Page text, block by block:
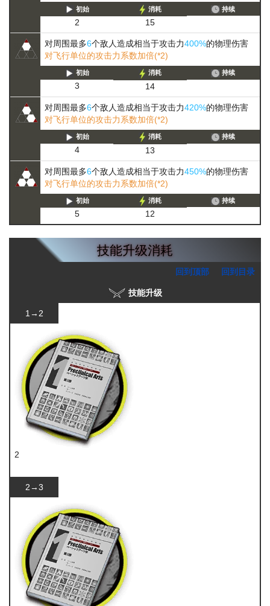
初始
2
消耗
15
持续
对周围最多6个敌人造成相当于攻击力400%的物理伤害
对飞行单位的攻击力系数加倍(*2)
初始
3
消耗
14
持续
对周围最多6个敌人造成相当于攻击力420%的物理伤害
对飞行单位的攻击力系数加倍(*2)
初始
4
消耗
13
持续
对周围最多6个敌人造成相当于攻击力450%的物理伤害
对飞行单位的攻击力系数加倍(*2)
初始
5
消耗
12
持续
技能升级消耗
回到顶部 回到目录
技能升级
1→2
2
2→3